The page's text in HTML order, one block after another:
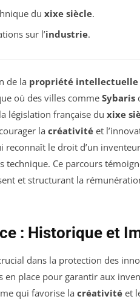
du xixe siècle.
sur l’industrie.
de la propriété intellectuelle
où des villes comme Sybaris
législation française du xixe
la créativité et
le droit d’un
technique. Ce parcours
et structurant la
: Historique et
dans la protection des
en place pour garantir aux
qui favorise la créativité et